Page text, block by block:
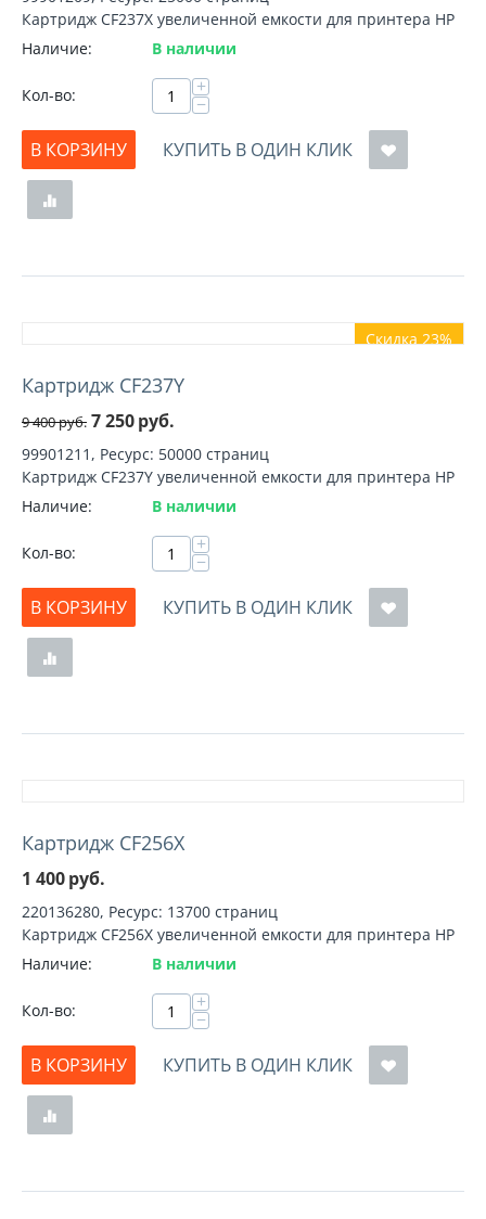
Картридж CF237X увеличенной емкости для принтера HP
Наличие:
В наличии
Кол-во: +
−
В КОРЗИНУ
КУПИТЬ В ОДИН КЛИК
Скидка 23%
Картридж CF237Y
9 400руб. 7 250руб.
99901211, Ресурс: 50000 страниц
Картридж CF237Y увеличенной емкости для принтера HP
Наличие:
В наличии
Кол-во: +
−
В КОРЗИНУ
КУПИТЬ В ОДИН КЛИК
Картридж CF256X
1 400руб.
220136280, Ресурс: 13700 страниц
Картридж CF256X увеличенной емкости для принтера HP
Наличие:
В наличии
Кол-во: +
−
В КОРЗИНУ
КУПИТЬ В ОДИН КЛИК